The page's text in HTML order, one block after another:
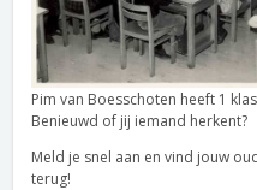
Pim van Boesschoten heeft 1
Benieuwd of jij iemand herkent?
Meld je snel aan en vind jouw
terug!